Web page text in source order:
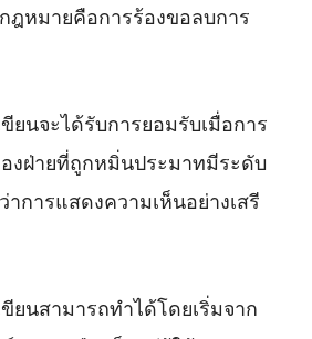
กฎหมายคือการร้องขอลบการ
ยนจะได้รับการยอมรับเมื่อการ
งฝ่ายที่ถูกหมิ่นประมาทมีระดับ
การแสดงความเห็นอย่างเสรี
ยนสามารถทำได้โดยเริ่มจาก